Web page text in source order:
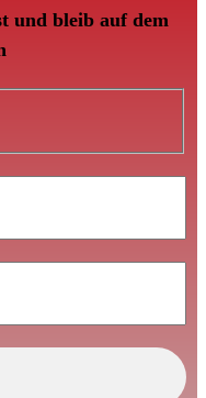
und bleib auf dem